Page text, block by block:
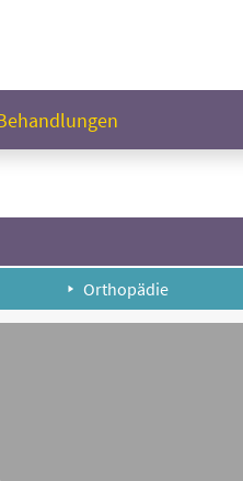
Orthopädie